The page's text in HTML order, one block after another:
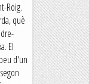
Roig.
què
El
d'un